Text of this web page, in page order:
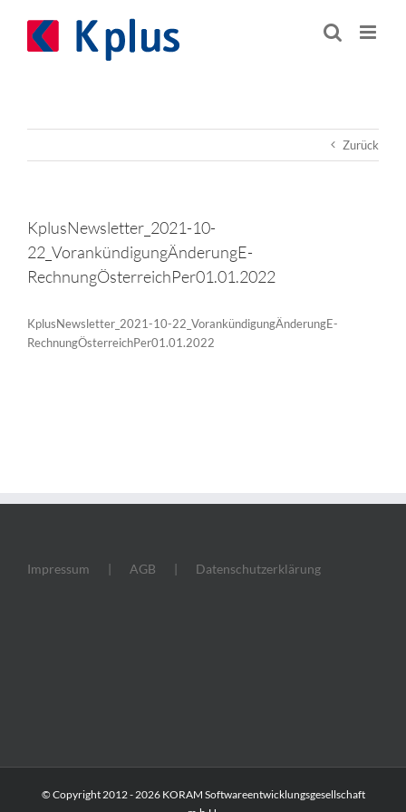
springen
Zurück
KplusNewsletter_2021-10-
22_VorankündigungÄnderungE-
RechnungÖsterreichPer01.01.2022
KplusNewsletter_2021-10-22_VorankündigungÄnderungE-
RechnungÖsterreichPer01.01.2022
Impressum AGB Datenschutzerklärung
© Copyright 2012 -2026 KORAM Softwareentwicklungsgesellschaft